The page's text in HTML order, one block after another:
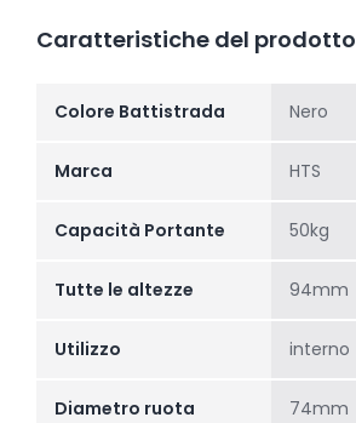
Caratteristiche del prodotto
Colore Battistrada Nero
Marca HTS
Capacità Portante 50kg
Tutte le altezze 94mm
Utilizzo interno
Diametro ruota 74mm